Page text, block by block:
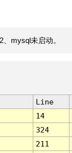
mysql未启动。
Line
14
324
211